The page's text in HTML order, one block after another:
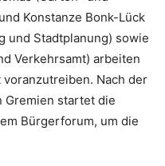
Konstanze Bonk-Lück
und Stadtplanung) sowie
Verkehrsamt) arbeiten
Nach der
Gremien startet die
Bürgerforum, um die